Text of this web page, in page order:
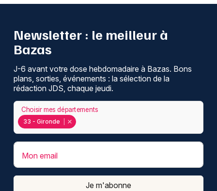
Newsletter : le meilleur à
Bazas
J-6 avant votre dose hebdomadaire à Bazas. Bons
plans, sorties, événements : la sélection de la
rédaction JDS, chaque jeudi.
33 - Gironde
Choisir mes départements
Mon email
Je m'abonne